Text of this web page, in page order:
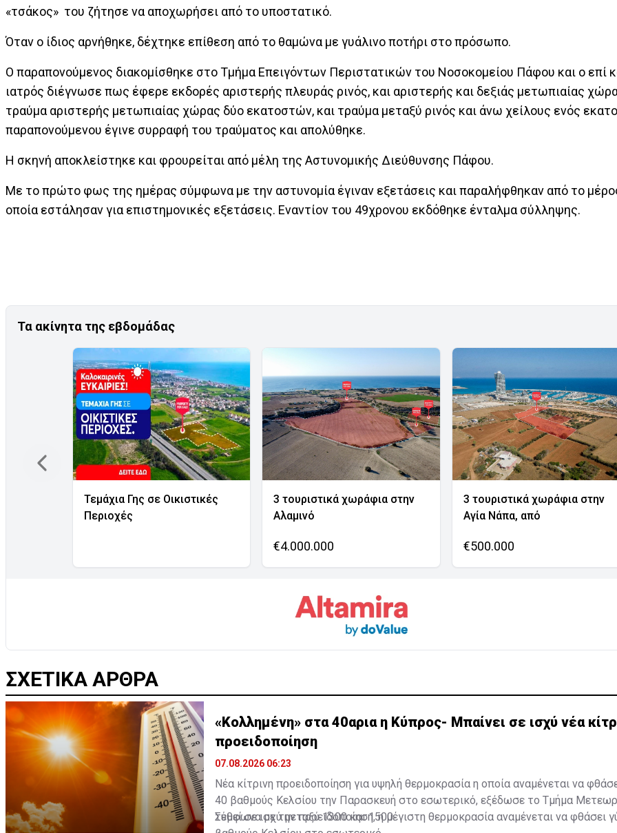
«τσάκος» του ζήτησε να αποχωρήσει από το υποστατικό.
Όταν ο ίδιος αρνήθηκε, δέχτηκε επίθεση από το θαμώνα με γυάλινο ποτήρι στο πρόσωπο.
Ο παραπονούμενος διακομίσθηκε στο Τμήμα Επειγόντων Περιστατικών του Νοσοκομείου Πάφου και ο επί
ιατρός διέγνωσε πως έφερε εκδορές αριστερής πλευράς ρινός, και αριστερής και δεξιάς μετωπιαίας
τραύμα αριστερής μετωπιαίας χώρας δύο εκατοστών, και τραύμα μεταξύ ρινός και άνω χείλους ενός
παραπονούμενου έγινε συρραφή του τραύματος και απολύθηκε.
Η σκηνή αποκλείστηκε και φρουρείται από μέλη της Αστυνομικής Διεύθυνσης Πάφου.
Με το πρώτο φως της ημέρας σύμφωνα με την αστυνομία έγιναν εξετάσεις και παραλήφθηκαν από το
οποία εστάλησαν για επιστημονικές εξετάσεις. Εναντίον του 49χρονου εκδόθηκε ένταλμα σύλληψης.
Τα ακίνητα της εβδομάδας
Τεμάχια Γης σε Οικιστικές
Περιοχές
3 τουριστικά χωράφια στην
Αλαμινό
€4.000.000
3 τουριστικά χωράφια στην
Αγία Νάπα, από
€500.000
ΣΧΕΤΙΚΑ ΑΡΘΡΑ
«Κολλημένη» στα 40αρια η Κύπρος- Μπαίνει σε ισχύ νέα
προειδοποίηση
07.08.2026 06:23
Νέα κίτρινη προειδοποίηση για υψηλή θερμοκρασία η οποία αναμένεται να
40 βαθμούς Κελσίου την Παρασκευή στο εσωτερικό, εξέδωσε το Τμήμα
τεθεί σε ισχύ μεταξύ 1300 και 1500.
Σύμφωνα με την προειδοποίηση, η μέγιστη θερμοκρασία αναμένεται να φθάσει